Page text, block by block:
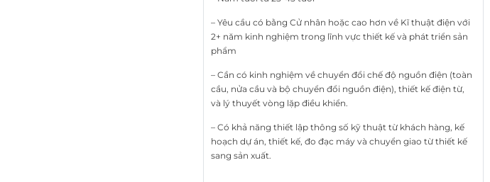
– Yêu cầu có bằng Cử nhân hoặc cao hơn về Kĩ thuật điện với
2+ năm kinh nghiệm trong lĩnh vực thiết kế và phát triển sản
phẩm
– Cần có kinh nghiệm về chuyển đổi chế độ nguồn điện (toàn
cầu, nửa cầu và bộ chuyển đổi nguồn điện), thiết kế điện từ,
và lý thuyết vòng lặp điều khiển.
– Có khả năng thiết lập thông số kỹ thuật từ khách hàng, kế
hoạch dự án, thiết kế, đo đạc máy và chuyển giao từ thiết kế
sang sản xuất.